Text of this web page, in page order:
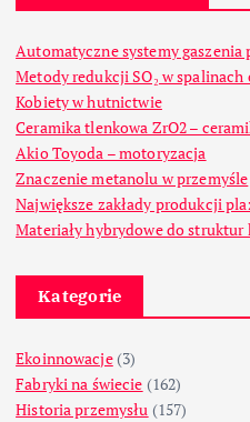
Automatyczne systemy
Metody redukcji SO₂ w
Kobiety w hutnictwie
Ceramika tlenkowa ZrO2 –
Akio Toyoda – motoryzacja
Znaczenie metanolu w przemyśle
Największe zakłady produkcji
Materiały hybrydowe do struktur
Kategorie
Ekoinnowacje(3)
Fabryki na świecie (162)
Historia przemysłu (157)